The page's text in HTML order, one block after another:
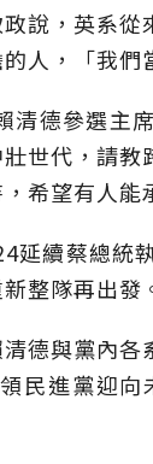
說，英系
人，「我們
德參選主
世代，請
希望有人能
延續蔡總統
整隊再出發
德與黨內各
民進黨迎